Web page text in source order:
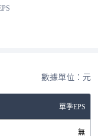
數據單位：元
單季EPS
無